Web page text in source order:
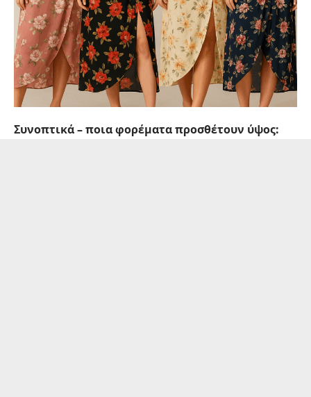
Συνοπτικά – ποια φορέματα προσθέτουν ύψος: